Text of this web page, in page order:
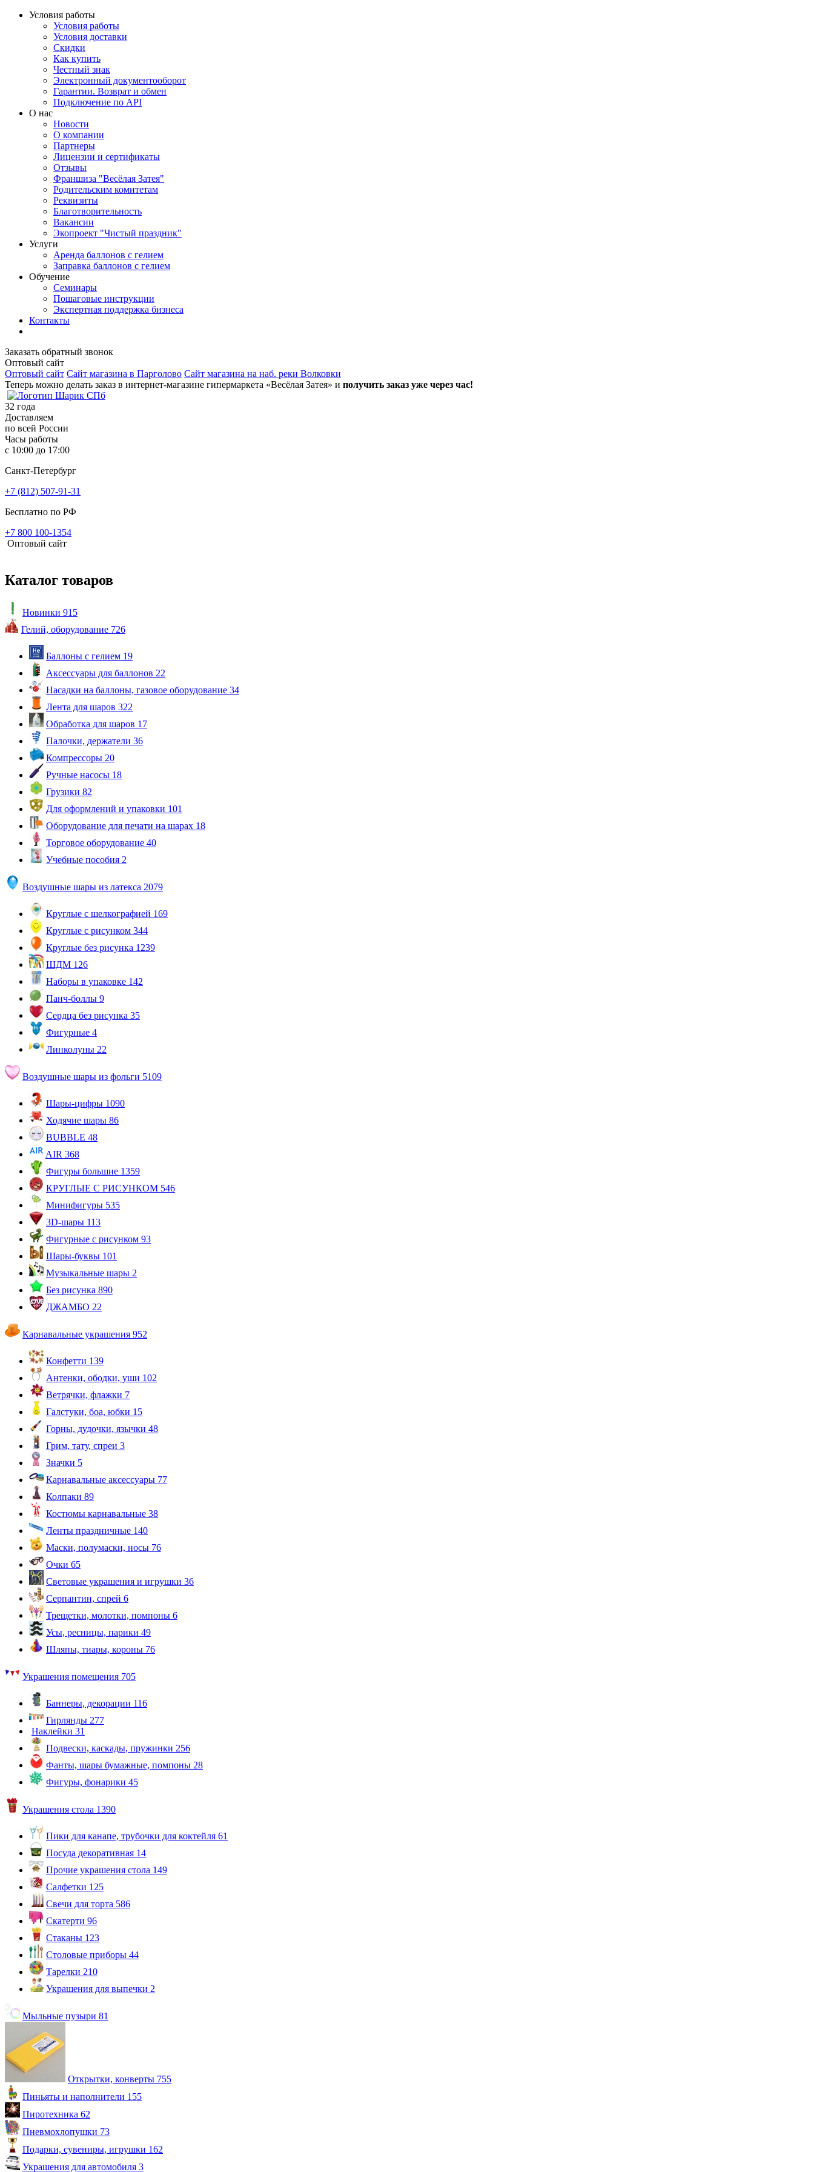
Условия работы
Условия работы
Условия доставки
Скидки
Как купить
Честный знак
Электронный документооборот
Гарантии. Возврат и обмен
Подключение по API
О нас
Новости
О компании
Партнеры
Лицензии и сертификаты
Отзывы
Франшиза "Весёлая Затея"
Родительским комитетам
Реквизиты
Благотворительность
Вакансии
Экопроект "Чистый праздник"
Услуги
Аренда баллонов с гелием
Заправка баллонов с гелием
Обучение
Семинары
Пошаговые инструкции
Экспертная поддержка бизнеса
Контакты
Заказать обратный звонок
Оптовый сайт
Оптовый сайт Сайт магазина в Парголово Сайт магазина на наб. реки Волковки
Теперь можно делать заказ в интернет-магазине гипермаркета «Весёлая Затея» и получить заказ уже через час!
32 года
Доставляем
по всей России
Часы работы
с 10:00 до 17:00
Санкт-Петербург
+7 (812) 507-91-31
Бесплатно по РФ
+7 800 100-1354
Оптовый сайт
Каталог товаров
Новинки 915
Гелий, оборудование 726
Баллоны с гелием 19
Аксессуары для баллонов 22
Насадки на баллоны, газовое оборудование 34
Лента для шаров 322
Обработка для шаров 17
Палочки, держатели 36
Компрессоры 20
Ручные насосы 18
Грузики 82
Для оформлений и упаковки 101
Оборудование для печати на шарах 18
Торговое оборудование 40
Учебные пособия 2
Воздушные шары из латекса 2079
Круглые с шелкографией 169
Круглые с рисунком 344
Круглые без рисунка 1239
ШДМ 126
Наборы в упаковке 142
Панч-боллы 9
Сердца без рисунка 35
Фигурные 4
Линколуны 22
Воздушные шары из фольги 5109
Шары-цифры 1090
Ходячие шары 86
BUBBLE 48
AIR 368
Фигуры большие 1359
КРУГЛЫЕ С РИСУНКОМ 546
Минифигуры 535
3D-шары 113
Фигурные с рисунком 93
Шары-буквы 101
Музыкальные шары 2
Без рисунка 890
ДЖАМБО 22
Карнавальные украшения 952
Конфетти 139
Антенки, ободки, уши 102
Ветрячки, флажки 7
Галстуки, боа, юбки 15
Горны, дудочки, язычки 48
Грим, тату, спреи 3
Значки 5
Карнавальные аксессуары 77
Колпаки 89
Костюмы карнавальные 38
Ленты праздничные 140
Маски, полумаски, носы 76
Очки 65
Световые украшения и игрушки 36
Серпантин, спрей 6
Трещетки, молотки, помпоны 6
Усы, ресницы, парики 49
Шляпы, тиары, короны 76
Украшения помещения 705
Баннеры, декорации 116
Гирлянды 277
Наклейки 31
Подвески, каскады, пружинки 256
Фанты, шары бумажные, помпоны 28
Фигуры, фонарики 45
Украшения стола 1390
Пики для канапе, трубочки для коктейля 61
Посуда декоративная 14
Прочие украшения стола 149
Салфетки 125
Свечи для торта 586
Скатерти 96
Стаканы 123
Столовые приборы 44
Тарелки 210
Украшения для выпечки 2
Мыльные пузыри 81
Открытки, конверты 755
Пиньяты и наполнители 155
Пиротехника 62
Пневмохлопушки 73
Подарки, сувениры, игрушки 162
Украшения для автомобиля 3